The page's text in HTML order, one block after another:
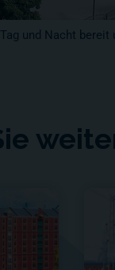
und Nacht bereit